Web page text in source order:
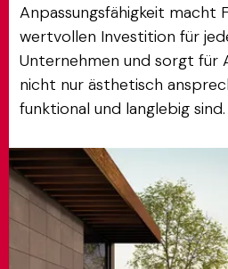
Anpassungsfähigkeit macht
wertvollen Investition für
Unternehmen und sorgt für
nicht nur ästhetisch
funktional und langlebig sind.